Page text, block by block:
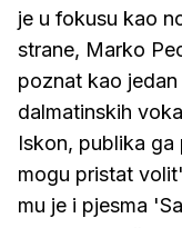
je u fokusu kao
strane, Marko
poznat kao
dalmatinskih
Iskon, publika
mogu pristat
mu je i pjesma